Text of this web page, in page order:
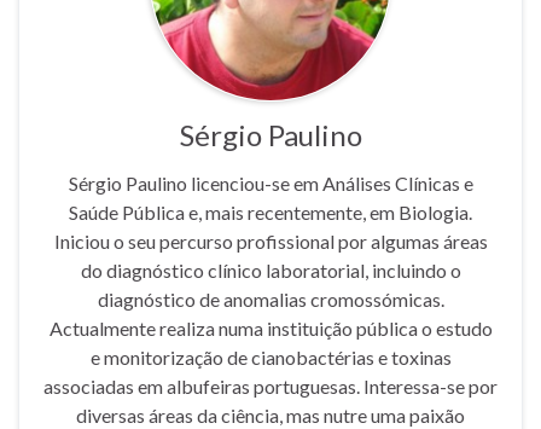
Sérgio Paulino
Sérgio Paulino licenciou-se em Análises Clínicas e
Saúde Pública e, mais recentemente, em Biologia.
Iniciou o seu percurso profissional por algumas áreas
do diagnóstico clínico laboratorial, incluindo o
diagnóstico de anomalias cromossómicas.
Actualmente realiza numa instituição pública o estudo
e monitorização de cianobactérias e toxinas
associadas em albufeiras portuguesas. Interessa-se por
diversas áreas da ciência, mas nutre uma paixão